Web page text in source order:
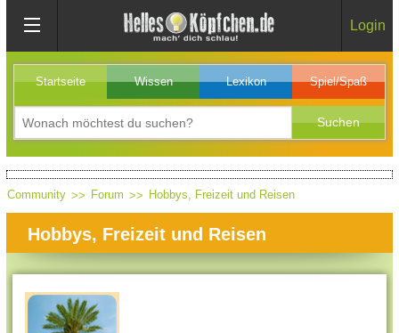
Login
Startseite Wissen Lexikon Spiel/Spaß
Community Forum Hobbys, Freizeit und Reisen
Hobbys, Freizeit und Reisen